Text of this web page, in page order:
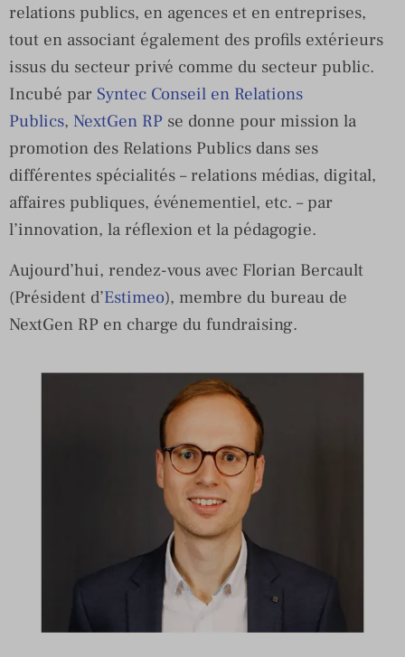
relations publics, en agences et en entreprises,
tout en associant également des profils extérieurs
issus du secteur privé comme du secteur public.
Incubé par Syntec Conseil en Relations
Publics, NextGen RP se donne pour mission la
promotion des Relations Publics dans ses
différentes spécialités – relations médias, digital,
affaires publiques, événementiel, etc. – par
l’innovation, la réflexion et la pédagogie.
Aujourd’hui, rendez-vous avec Florian Bercault
(Président d’Estimeo), membre du bureau de
NextGen RP en charge du fundraising.